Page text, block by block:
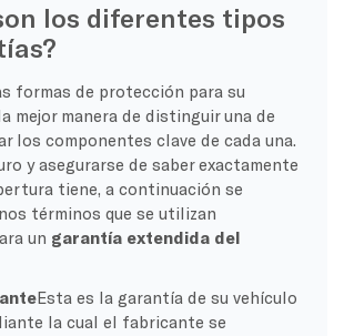
los diferentes tipos
formas de protección para su
mejor manera de distinguir una de
los componentes clave de cada una.
y asegurarse de saber exactamente
tiene, a continuación se
términos que se utilizan
un garantía extendida del
Esta es la garantía de su vehículo
la cual el fabricante se